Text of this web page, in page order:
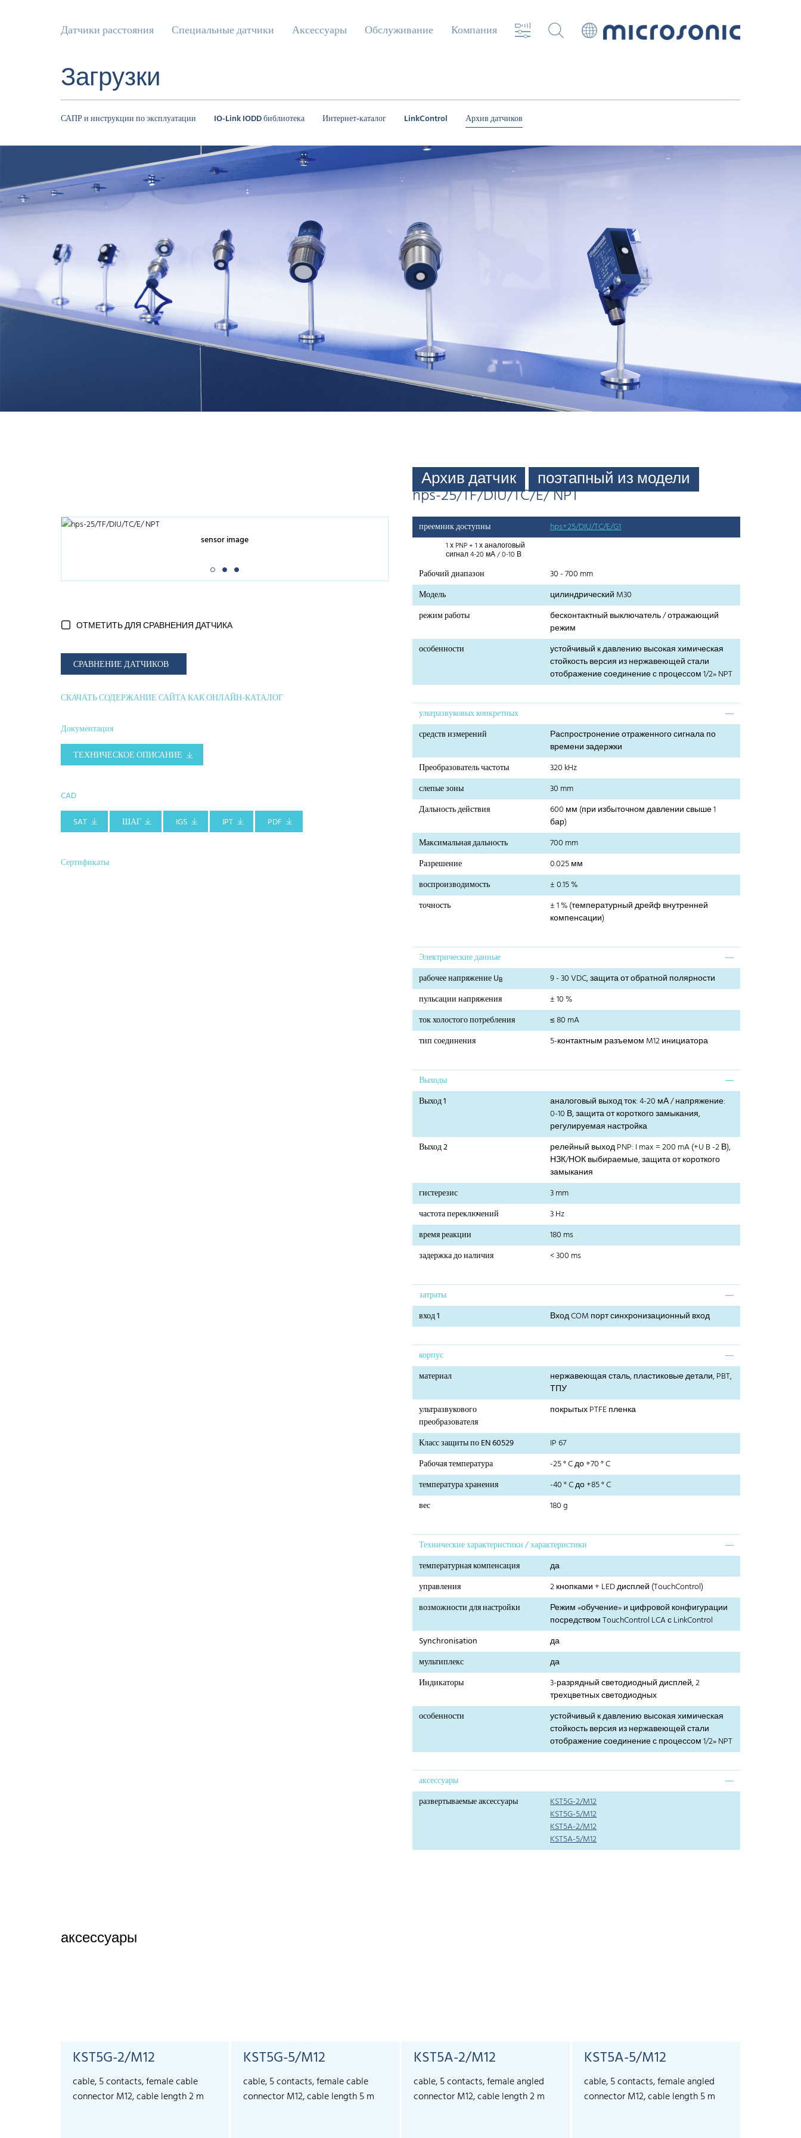
Датчики расстояния Специальные датчики Аксессуары Обслуживание Компания
Загрузки
САПР и инструкции по эксплуатации IO-Link IODD библиотека Интернет-каталог LinkControl Архив датчиков
Архив датчик поэтапный из модели
hps-25/TF/DIU/TC/E/ NPT
sensor image
ОТМЕТИТЬ ДЛЯ СРАВНЕНИЯ ДАТЧИКА
СРАВНЕНИЕ ДАТЧИКОВ
СКАЧАТЬ СОДЕРЖАНИЕ САЙТА КАК ОНЛАЙН-КАТАЛОГ
Документация
ТЕХНИЧЕСКОЕ ОПИСАНИЕ
CAD
SAT
ШАГ IGS IPT PDF
Сертификаты
преемник доступны hps+25/DIU/TC/E/G1
1 х PNP + 1 х аналоговый
сигнал 4-20 мА / 0-10 В
Рабочий диапазон
30 - 700 mm
Модель
цилиндрический M30
режим работы
бесконтактный выключатель / отражающий
режим
особенности
устойчивый к давлению высокая химическая
стойкость версия из нержавеющей стали
отображение соединение с процессом 1/2» NPT
ультразвуковых конкретных
средств измерений
Распростронение отраженного сигнала по
времени задержки
Преобразователь частоты
320 kHz
слепые зоны
30 mm
Дальность действия
600 мм (при избыточном давлении свыше 1
бар)
Максимальная дальность
700 mm
Разрешение
0.025 мм
воспроизводимость
± 0.15 %
точность
± 1 % (температурный дрейф внутренней
компенсации)
Электрические данные
рабочее напряжение UB
9 - 30 VDC, защита от обратной полярности
пульсации напряжения
± 10 %
ток холостого потребления
≤ 80 mA
тип соединения
5-контактным разъемом M12 инициатора
Выходы
Выход 1
аналоговый выход ток: 4-20 мА / напряжение:
0-10 В, защита от короткого замыкания,
регулируемая настройка
Выход 2
релейный выход PNP: I max = 200 mA (+U B -2 В),
НЗК/НОК выбираемые, защита от короткого
замыкания
гистерезис
3 mm
частота переключений
3 Hz
время реакции
180 ms
задержка до наличия
< 300 ms
затраты
вход 1
Вход COM порт синхронизационный вход
корпус
материал
нержавеющая сталь, пластиковые детали, PBT,
ТПУ
ультразвукового
преобразователя
покрытых PTFE пленка
Класс защиты по EN 60529
IP 67
Рабочая температура
-25 ° C до +70 ° C
температура хранения
-40 ° C до +85 ° C
вес
180 g
Технические характеристики / характеристики
температурная компенсация
да
управления
2 кнопками + LED дисплей (TouchControl)
возможности для настройки
Режим «обучение» и цифровой конфигурации
посредством TouchControl LCA с LinkControl
Synchronisation
да
мультиплекс
да
Индикаторы
3-разрядный светодиодный дисплей, 2
трехцветных светодиодных
особенности
устойчивый к давлению высокая химическая
стойкость версия из нержавеющей стали
отображение соединение с процессом 1/2» NPT
аксессуары
развертываемые аксессуары
KST5G-2/M12
KST5G-5/M12
KST5A-2/M12
KST5A-5/M12
аксессуары
KST5G-2/M12
cable, 5 contacts, female cable
connector M12, cable length 2 m
KST5G-5/M12
cable, 5 contacts, female cable
connector M12, cable length 5 m
KST5A-2/M12
cable, 5 contacts, female angled
connector M12, cable length 2 m
KST5A-5/M12
cable, 5 contacts, female angled
connector M12, cable length 5 m